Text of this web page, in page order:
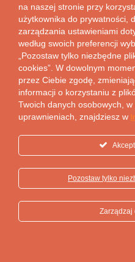
FAQ
Zamrożenia cen energii
Strefa wiedzy
Dokumenty do pobrania
Taryfy i cenniki
na naszej stronie przy
użytkownika do prywatności,
zarządzania ustawieniami
według swoich preferencji
„Pozostaw tylko niezbędne
cookies”. W dowolnym
przez Ciebie zgodę,
informacji o korzystaniu z
Twoich danych osobowych,
uprawnieniach, znajdziesz w
Pozostaw tylko
Zarządzaj